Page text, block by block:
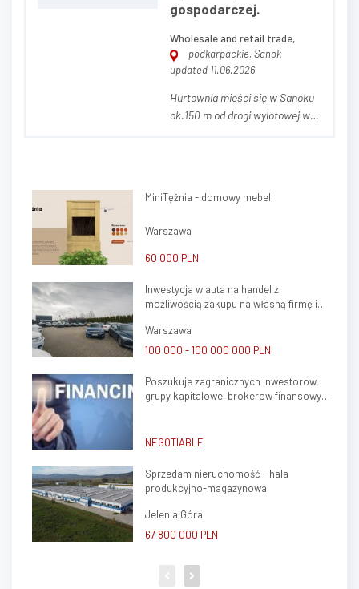
gospodarczej.
Wholesale and retail trade,
podkarpackie, Sanok
updated 11.06.2026
Hurtownia mieści się w Sanoku
ok.150 m od drogi wylotowej w
dwa magazyny, jeden z nich
socjalno-biurową, która może...
MiniTężnia - domowy mebel
Warszawa
60 000 PLN
Inwestycja w auta na handel z
możliwością zakupu na własną firmę i
Warszawa
100 000 - 100 000 000 PLN
Poszukuje zagranicznych inwestorow,
grupy kapitalowe, brokerow finansowych
NEGOTIABLE
Sprzedam nieruchomość - hala
produkcyjno-magazynowa
Jelenia Góra
67 800 000 PLN